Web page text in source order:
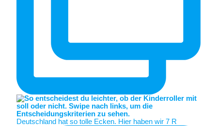
Deutschland hat so tolle Ecken. Hier haben wir 7 R